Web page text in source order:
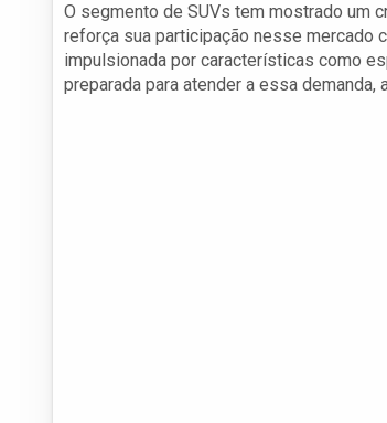
O segmento de SUVs tem mostrado um
reforça sua participação nesse mercado
impulsionada por características como
preparada para atender a essa